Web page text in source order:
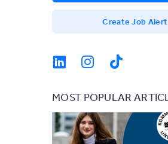
Create Job Alert
MOST POPULAR